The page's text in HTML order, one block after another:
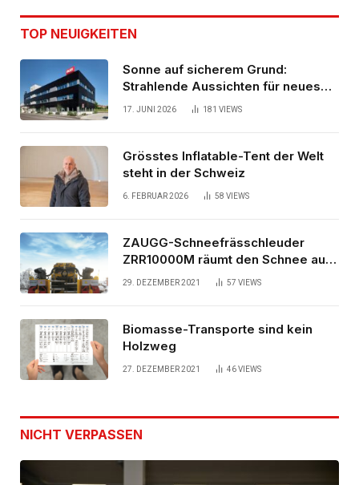
TOP NEUIGKEITEN
Sonne auf sicherem Grund:
Strahlende Aussichten für neues
Bürogebäude
17. JUNI 2026 181 VIEWS
Grösstes Inflatable-Tent der Welt
steht in der Schweiz
6. FEBRUAR 2026 58 VIEWS
ZAUGG-Schneefrässchleuder
ZRR10000M räumt den Schnee auf
schwedischen Gleisen
29. DEZEMBER 2021 57 VIEWS
Biomasse-Transporte sind kein
Holzweg
27. DEZEMBER 2021 46VIEWS
NICHT VERPASSEN